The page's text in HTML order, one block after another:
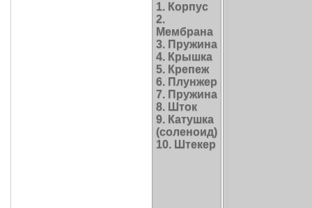
1. Корпус
2.
Мембрана
3. Пружина
4. Крышка
5. Крепеж
6. Плунжер
7. Пружина
8. Шток
9. Катушка
(соленоид)
10. Штекер